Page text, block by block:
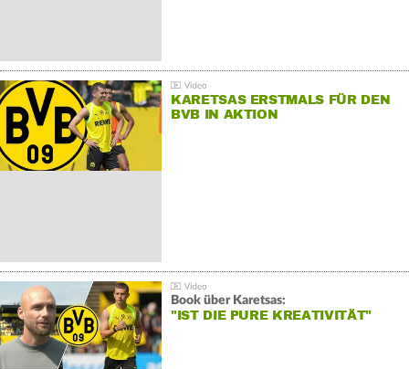
KARETSAS ERSTMALS FÜR DEN
BVB IN AKTION
Book über Karetsas:
"IST DIE PURE KREATIVITÄT"